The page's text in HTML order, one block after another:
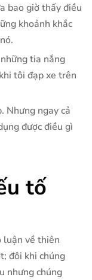
bao giờ thấy điều
khoảnh khắc
tia nắng
tôi đạp xe trên
Nhưng ngay cả
được điều gì
tố
luận về thiên
đôi khi chúng
nhưng chúng